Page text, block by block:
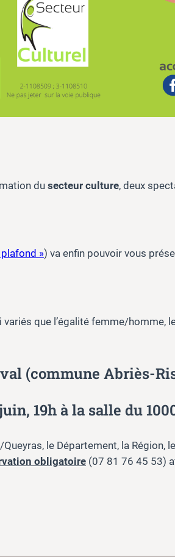
du secteur culture, deux
plafond ») va enfin pouvoir vous
que l’égalité femme/homme,
(commune Abriès-
19h à la salle du
le Département, la Région,
obligatoire (07 81 76 45 53)